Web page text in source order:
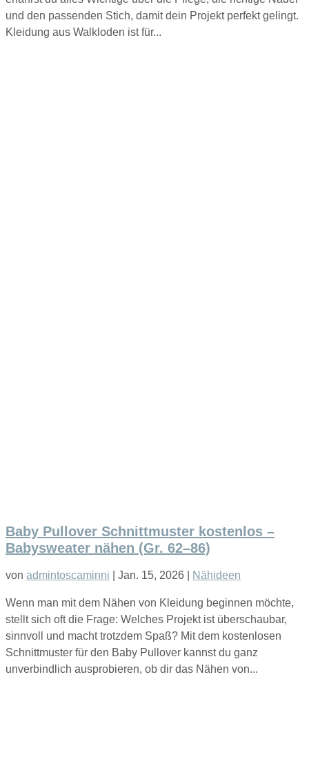
und den passenden Stich, damit dein Projekt perfekt gelingt.
Kleidung aus Walkloden ist für...
Baby Pullover Schnittmuster kostenlos –
Babysweater nähen (Gr. 62–86)
von admintoscaminni Jan. 15, 2026 Nähideen
Wenn man mit dem Nähen von Kleidung beginnen möchte,
stellt sich oft die Frage: Welches Projekt ist überschaubar,
sinnvoll und macht trotzdem Spaß? Mit dem kostenlosen
Schnittmuster für den Baby Pullover kannst du ganz
unverbindlich ausprobieren, ob dir das Nähen von...